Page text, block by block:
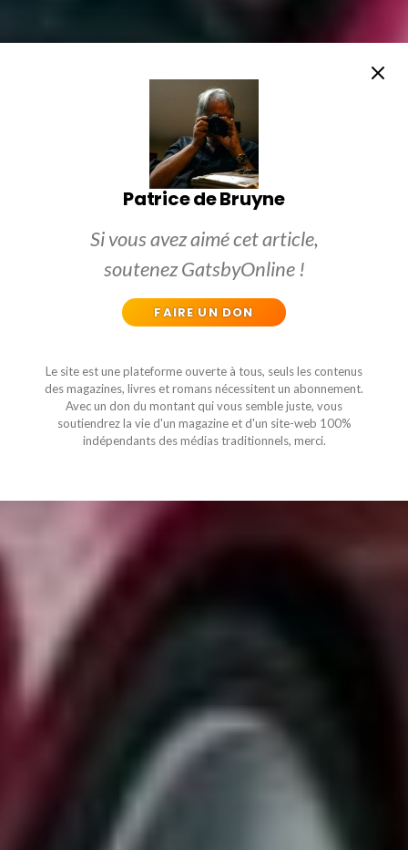
Patrice de Bruyne
Si vous avez aimé cet article,
soutenez GatsbyOnline !
FAIRE UN DON
Le site est une plateforme ouverte à tous, seuls les contenus
des magazines, livres et romans nécessitent un abonnement.
Avec un don du montant qui vous semble juste, vous
soutiendrez la vie d'un magazine et d'un site-web 100%
indépendants des médias traditionnels, merci.